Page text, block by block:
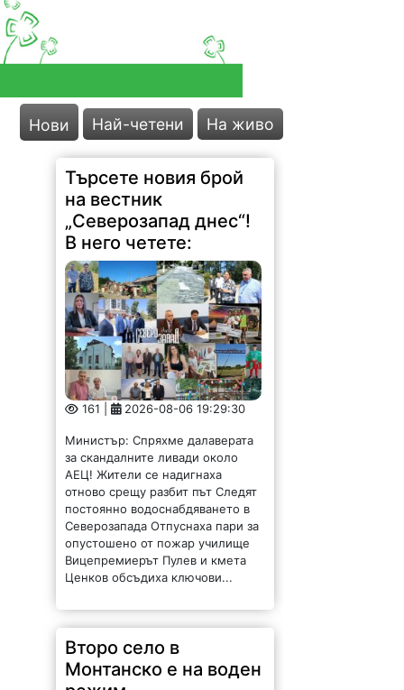
Нови Най-четени На живо
Търсете новия брой
на вестник
„Северозапад днес“!
В него четете:
161 | 2026-08-06 19:29:30
Министър: Спряхме далаверата
за скандалните ливади около
АЕЦ! Жители се надигнаха
отново срещу разбит път Следят
постоянно водоснабдяването в
Северозапада Отпуснаха пари за
опустошено от пожар училище
Вицепремиерът Пулев и кмета
Ценков обсъдиха ключови...
Второ село в
Монтанско е на воден